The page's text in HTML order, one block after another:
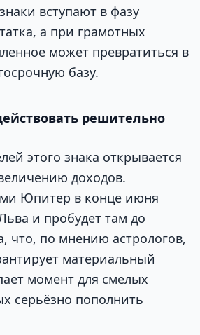
вступают в фазу
а при грамотных
может превратиться в
базу.
решительно
этого знака открывается
доходов.
Юпитер в конце июня
и пробудет там до
что, по мнению астрологов,
материальный
момент для смелых
серьёзно пополнить